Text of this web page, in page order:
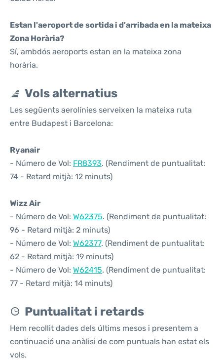
Estan l'aeroport de sortida i d'arribada en la mateixa
Zona Horària?
Sí, ambdós aeroports estan en la mateixa zona
horària.
Vols alternatius
Les següents aerolínies serveixen la mateixa ruta
entre Budapest i Barcelona:
Ryanair
- Número de Vol: FR8393. (Rendiment de puntualitat:
74 - Retard mitjà: 12 minuts)
Wizz Air
- Número de Vol: W62375. (Rendiment de puntualitat:
96 - Retard mitjà: 2 minuts)
- Número de Vol: W62377. (Rendiment de puntualitat:
62 - Retard mitjà: 19 minuts)
- Número de Vol: W62415. (Rendiment de puntualitat:
77 - Retard mitjà: 14 minuts)
Puntualitat i retards
Hem recollit dades dels últims mesos i presentem a
continuació una anàlisi de com puntuals han estat els
vols.